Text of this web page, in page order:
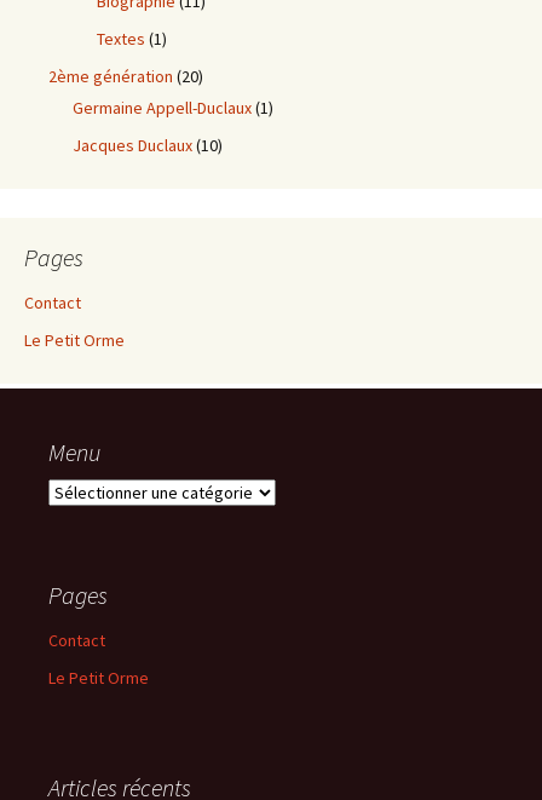
Textes (1)
2ème génération (20)
Germaine Appell-Duclaux(1)
Jacques Duclaux(10)
Pages
Contact
Le Petit Orme
Menu
Menu
Pages
Contact
Le Petit Orme
Articles récents